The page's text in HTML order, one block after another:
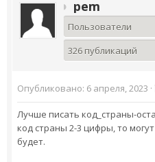
pem
Пользователи
326 публикаций
Опубликовано: 6 апреля, 2023 ·
Лучше писать код_страны-
код страны 2-3 цифры, то
будет.